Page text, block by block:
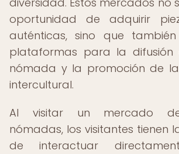
oportunidad de adquirir
auténticas, sino que
plataformas para la difusión
nómada y la promoción de
intercultural.
Al visitar un mercado
nómadas, los visitantes tienen
de interactuar